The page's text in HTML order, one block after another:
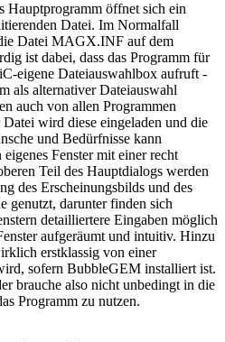
Hauptprogramm öffnet sich ein
Datei. Im Normalfall
Datei MAGX.INF auf dem
ist dabei, dass das Programm für
eigene Dateiauswahlbox aufruft -
als alternativer Dateiauswahl
auch von allen Programmen
wird diese eingeladen und die
und Bedürfnisse kann
Fenster mit einer recht
Teil des Hauptdialogs werden
des Erscheinungsbilds und des
genutzt, darunter finden sich
detailliertere Eingaben möglich
aufgeräumt und intuitiv. Hinzu
erstklassig von einer
sofern BubbleGEM installiert ist.
brauche also nicht unbedingt in die
Programm zu nutzen.